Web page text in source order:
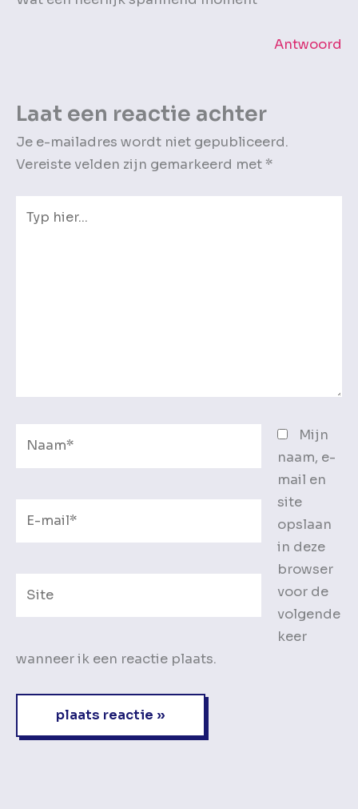
Antwoord
Laat een reactie achter
Je e-mailadres wordt niet gepubliceerd.
Vereiste velden zijn gemarkeerd met*
hier...
Mijn
naam, e-
mail en
site
opslaan
in deze
browser
voor de
volgende
keer
wanneer ik een reactie plaats.